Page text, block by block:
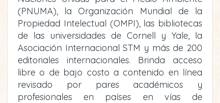
(PNUMA), la Organización Mundial de la
Propiedad Intelectual (OMPI), las bibliotecas
de las universidades de Cornell y Yale, la
Asociación Internacional STM y más de 200
editoriales internacionales. Brinda acceso
libre o de bajo costo a contenido en línea
revisado por pares académicos y
profesionales en países en vías de